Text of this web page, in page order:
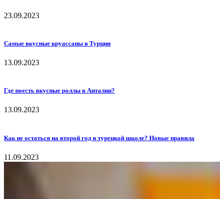
23.09.2023
Самые вкусные круассаны в Турции
13.09.2023
Где поесть вкусные роллы в Анталии?
13.09.2023
Как не остаться на второй год в турецкой школе? Новые правила
11.09.2023